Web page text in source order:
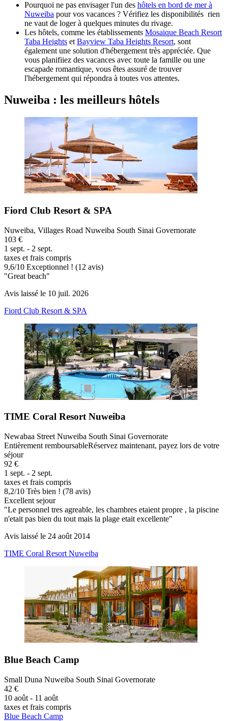
Pourquoi ne pas envisager l'un des hôtels en bord de mer à
Nuweiba pour vos vacances ? Vérifiez les disponibilités rien
ne vaut de loger à quelques minutes du rivage.
Les hôtels, comme les établissements Mosaique Beach Resort
Taba Heights etBayview Taba Heights Resort, sont
également une solution d'hébergement très appréciée. Que
vous planifiiez des vacances avec toute la famille ou une
escapade romantique, vous êtes assuré de trouver
l'hébergement qui répondra à toutes vos attentes.
Nuweiba : les meilleurs hôtels
Fiord Club Resort & SPA
Nuweiba, Villages Road Nuweiba South Sinai Governorate
103 €
1 sept. - 2 sept.
taxes et frais compris
9,6/10 Exceptionnel ! (12 avis)
"Great beach"
Avis laissé le 10 juil. 2026
Fiord Club Resort & SPA
TIME Coral Resort Nuweiba
Newabaa Street Nuweiba South Sinai Governorate
Entièrement remboursableRéservez maintenant, payez lors de votre
séjour
92 €
1 sept. - 2 sept.
taxes et frais compris
8,2/10 Très bien ! (78 avis)
Excellent sejour
"Le personnel tres agreable, les chambres etaient propre , la piscine
n'etait pas bien du tout mais la plage etait excellente"
Avis laissé le 24 août 2014
TIME Coral Resort Nuweiba
Blue Beach Camp
Small Duna Nuweiba South Sinai Governorate
42 €
10 août - 11 août
taxes et frais compris
Blue Beach Camp